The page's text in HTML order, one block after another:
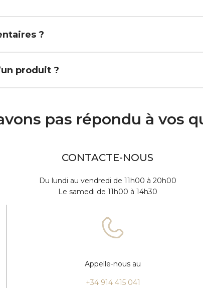
?
produit ?
pas répondu à vos
CONTACTE-NOUS
Du lundi au vendredi de 11h00 à 20h00
Le samedi de 11h00 à 14h30
Appelle-nous au
+34 914 415 041